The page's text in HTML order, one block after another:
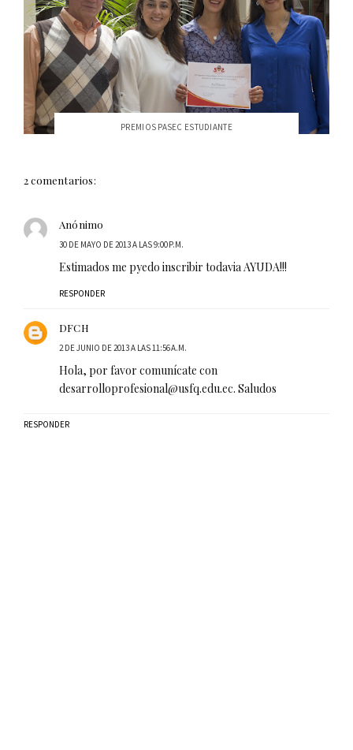
PREMIOS PASEC ESTUDIANTE
2 comentarios:
Anónimo
30 DE MAYO DE 2013 A LAS 9:00 P.M.
Estimados me pyedo inscribir todavia AYUDA!!!
RESPONDER
DFCH
2 DE JUNIO DE 2013 A LAS 11:56 A.M.
Hola, por favor comunícate con
desarrolloprofesional@usfq.edu.ec. Saludos
RESPONDER